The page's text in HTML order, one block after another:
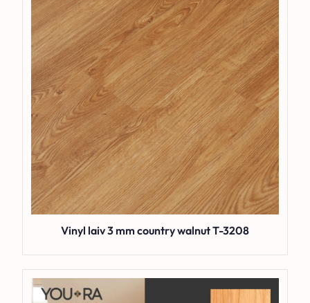
Vinyl laiv 3 mm country walnut T-3208